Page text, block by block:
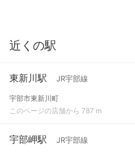
近くの駅
東新川駅 JR宇部線
宇部市東新川町
このページの店舗から 787 m
宇部岬駅 JR宇部線